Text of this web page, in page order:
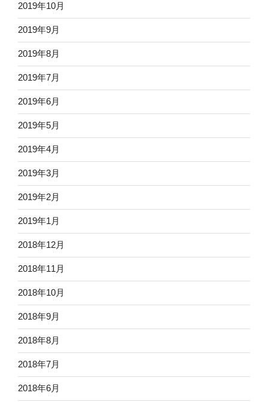
2019年10月
2019年9月
2019年8月
2019年7月
2019年6月
2019年5月
2019年4月
2019年3月
2019年2月
2019年1月
2018年12月
2018年11月
2018年10月
2018年9月
2018年8月
2018年7月
2018年6月